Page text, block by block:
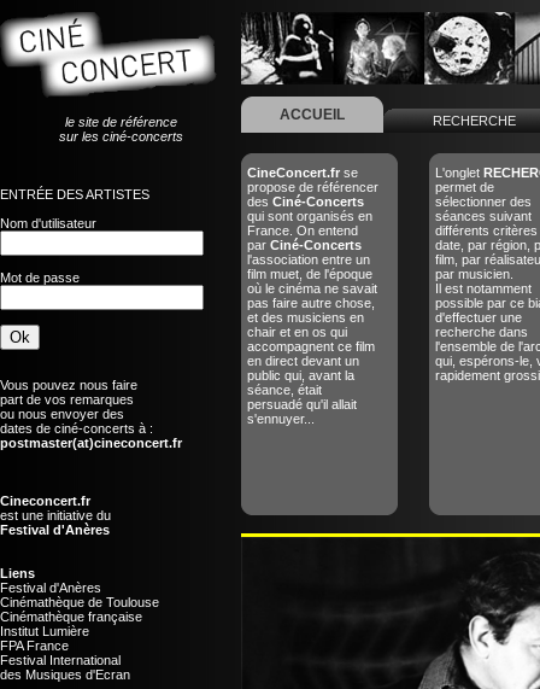
le site de référence
sur les ciné-concerts
ENTRÉE DES ARTISTES
Nom d'utilisateur
Mot de passe
Vous pouvez nous faire
part de vos remarques
ou nous envoyer des
dates de ciné-concerts à :
postmaster(at)cineconcert.fr
Cineconcert.fr
est une initiative du
Festival d'Anères
Liens
Festival d'Anères
Cinémathèque de Toulouse
Cinémathèque française
Institut Lumière
FPA France
Festival International
des Musiques d'Ecran
ACCUEIL RECHERCHE
CineConcert.fr se
propose de référencer
des Ciné-Concerts
qui sont organisés en
France. On entend
par Ciné-Concerts
l'association entre un
film muet, de l'époque
où le cinéma ne savait
pas faire autre chose,
et des musiciens en
chair et en os qui
accompagnent ce film
en direct devant un
public qui, avant la
séance, était
persuadé qu'il allait
s'ennuyer...
L'onglet
permet de
sélectionner des
séances suivant
différents critères
date, par région,
film, par
par musicien.
Il est notamment
possible par ce
d'effectuer une
recherche dans
l'ensemble de
qui, espérons-le,
rapidement